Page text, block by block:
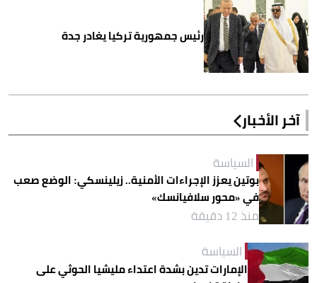
رئيس جمهورية تركيا يغادر جدة
آخر الأخبار
السياسة
بوتين يعزز الإجراءات الأمنية.. زيلينسكي: الوضع صعب
في «محور سلافيانسك»
منذ 12 دقيقة
السياسة
الإمارات تدين بشدة اعتداء مليشيا الحوثي على